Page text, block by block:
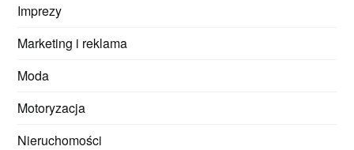
Imprezy
Marketing i reklama
Moda
Motoryzacja
Nieruchomości